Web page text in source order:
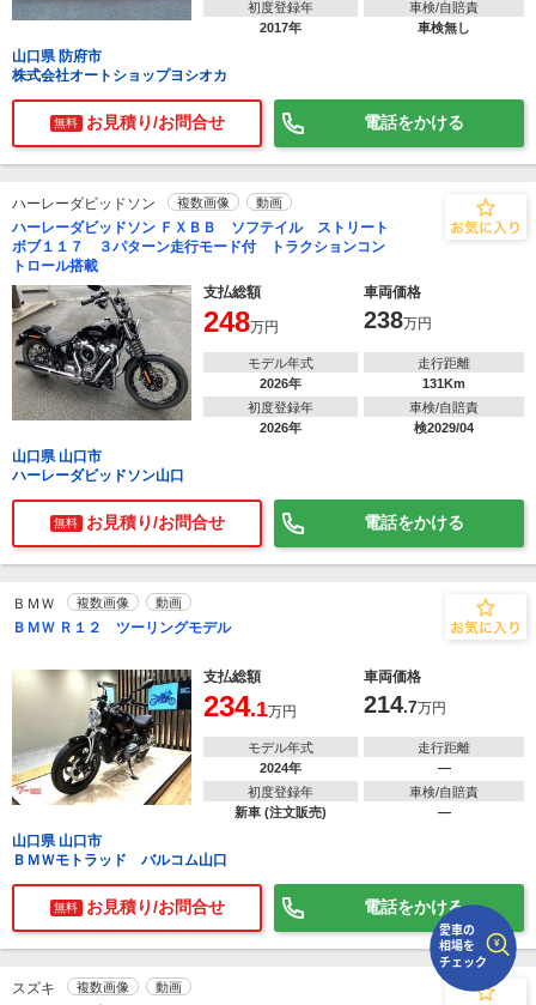
初度登録年
2017年
車検/自賠責
車検無し
山口県 防府市
株式会社オートショップヨシオカ
無料 お見積り/お問合せ 電話をかける
ハーレーダビッドソン 複数画像 動画
ハーレーダビッドソン ＦＸＢＢ ソフテイル ストリート
ボブ１１７ ３パターン走行モード付 トラクションコン
トロール搭載
支払総額
車両価格
248万円 238万円
モデル年式
2026年
走行距離
131Km
初度登録年
2026年
車検/自賠責
検2029/04
山口県 山口市
ハーレーダビッドソン山口
無料 お見積り/お問合せ 電話をかける
ＢＭＷ 複数画像 動画
ＢＭＷ Ｒ１２ ツーリングモデル
支払総額 車両価格
234.1万円 214.7万円
モデル年式
2024年
走行距離
―
初度登録年
新車 (注文販売)
車検/自賠責
―
山口県 山口市
ＢＭＷモトラッド バルコム山口
無料 お見積り/お問合せ 電話をかける
スズキ 複数画像 動画
相場をチェック！
排気量
車種
型式(任意)
走行距離(任意)